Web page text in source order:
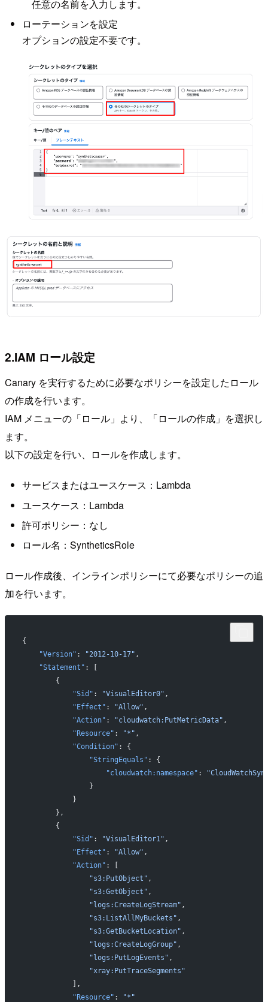
任意の名前を入力します。
ローテーションを設定
オプションの設定不要です。
2.IAM ロール設定
Canary を実行するために必要なポリシーを設定したロール
の作成を行います。
IAM メニューの「ロール」より、「ロールの作成」を選択し
ます。
以下の設定を行い、ロールを作成します。
サービスまたはユースケース：Lambda
ユースケース：Lambda
許可ポリシー：なし
ロール名：SyntheticsRole
ロール作成後、インラインポリシーにて必要なポリシーの追
加を行います。
{
    "Version"
: "2012-10-17" ,
    "Statement"
: [
        {
            "Sid"
: "VisualEditor0" ,
            "Effect"
: "Allow" ,
            "Action"
: "cloudwatch:PutMetricData" ,
            "Resource"
: "*" ,
            "Condition"
: {
                "StringEquals"
: {
                    "cloudwatch:namespace"
:
                }
            }
        },
        {
            "Sid"
: "VisualEditor1" ,
            "Effect"
: "Allow" ,
            "Action"
: [
                "s3:PutObject"
,
                "s3:GetObject"
,
                "logs:CreateLogStream"
,
                "s3:ListAllMyBuckets"
,
                "s3:GetBucketLocation"
,
                "logs:CreateLogGroup"
,
                "logs:PutLogEvents"
,
                "xray:PutTraceSegments"
            ],
            "Resource"
:
"*"